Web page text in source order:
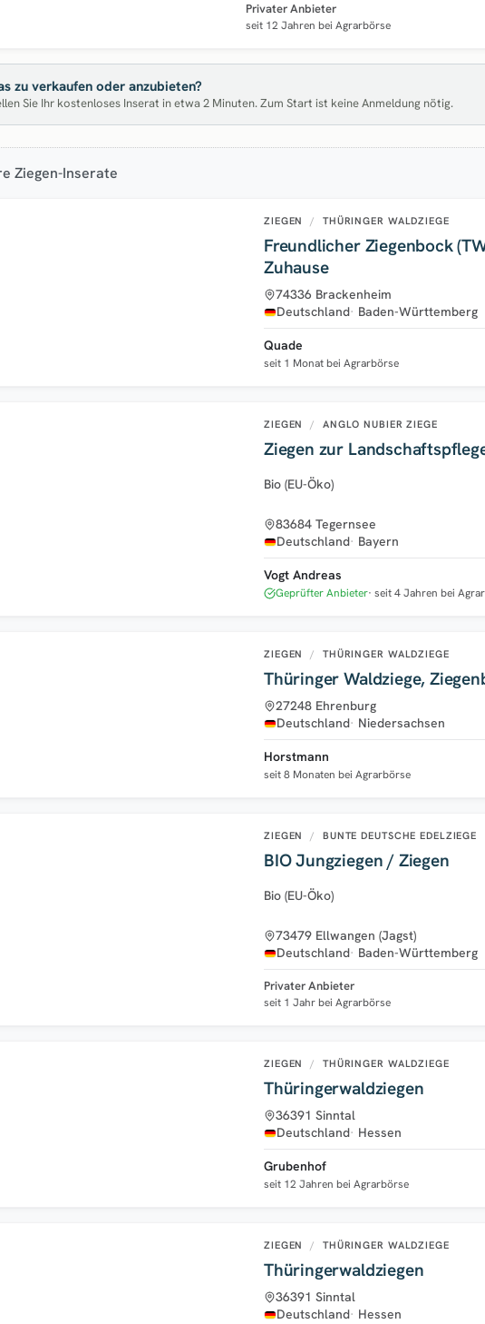
Privater Anbieter
seit 12 Jahren bei Agrarbörse
zu verkaufen oder anzubieten?
Sie Ihr kostenloses Inserat in etwa 2 Minuten. Zum Start ist keine Anmeldung nötig.
Ziegen-Inserate
ZIEGEN / THÜRINGER WALDZIEGE
Freundlicher Ziegenbock
Zuhause
74336 Brackenheim
Deutschland Baden-Württemberg
Quade
seit 1 Monat bei Agrarbörse
ZIEGEN / ANGLO NUBIER ZIEGE
Ziegen zur
Bio (EU-Öko)
83684 Tegernsee
Deutschland Bayern
Vogt Andreas
Geprüfter Anbieter seit 4 Jahren bei
ZIEGEN / THÜRINGER WALDZIEGE
Thüringer Waldziege,
27248 Ehrenburg
Deutschland Niedersachsen
Horstmann
seit 8 Monaten bei Agrarbörse
ZIEGEN / BUNTE DEUTSCHE EDELZIEGE
BIO Jungziegen / Ziegen
Bio (EU-Öko)
73479 Ellwangen (Jagst)
Deutschland Baden-Württemberg
Privater Anbieter
seit 1 Jahr bei Agrarbörse
ZIEGEN / THÜRINGER WALDZIEGE
Thüringerwaldziegen
36391 Sinntal
Deutschland Hessen
Grubenhof
seit 12 Jahren bei Agrarbörse
ZIEGEN / THÜRINGER WALDZIEGE
Thüringerwaldziegen
36391 Sinntal
Deutschland Hessen